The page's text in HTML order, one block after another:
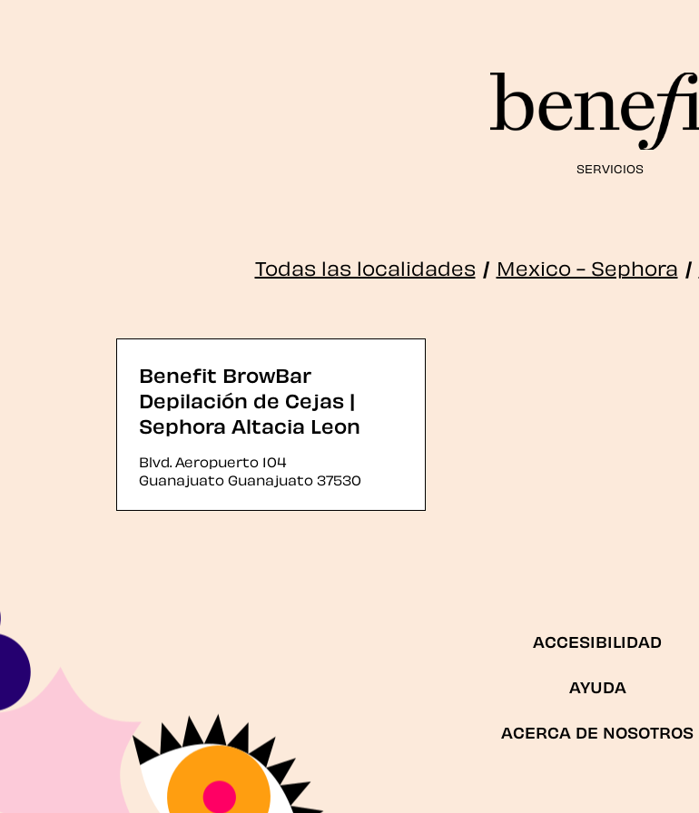
SERVICIOS
Todas las localidades / Mexico - Sephora /
Benefit BrowBar
Depilación de Cejas |
Sephora Altacia Leon
Blvd. Aeropuerto 104
GuanajuatoGuanajuato37530
ACCESIBILIDAD
AYUDA
ACERCA DE NOSOTROS